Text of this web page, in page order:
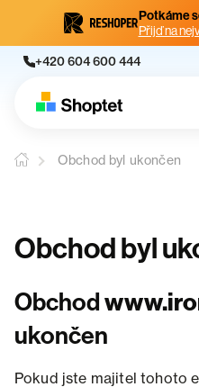
Potkáme
Přijď na
+420 604 600 444
Obchod byl ukončen
Obchod byl
Obchod
ukončen
Pokud jste majitel tohoto